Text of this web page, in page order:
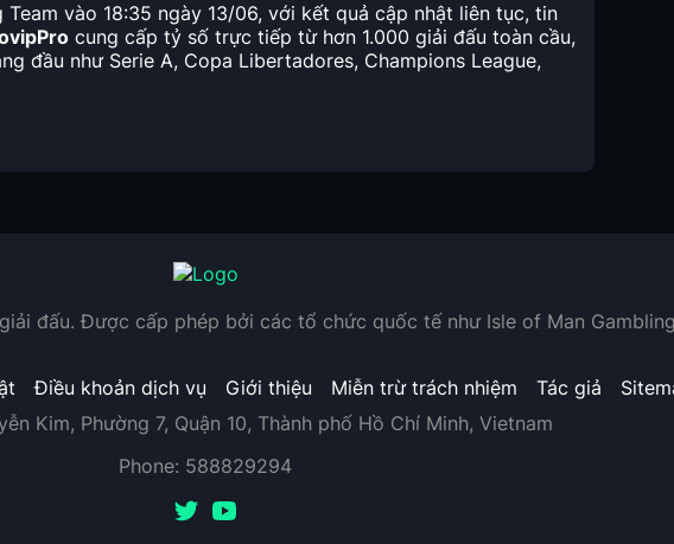
vào 18:35 ngày 13/06, với kết quả cập nhật liên tục, tin
cung cấp tỷ số trực tiếp từ hơn 1.000 giải đấu toàn cầu,
đầu như Serie A, Copa Libertadores, Champions League,
đấu. Được cấp phép bởi các tổ chức quốc tế như Isle of Man
Điều khoản dịch vụ Giới thiệu Miễn trừ trách nhiệm Tác giả
Kim, Phường 7, Quận 10, Thành phố Hồ Chí Minh, Vietnam
Phone: 588829294